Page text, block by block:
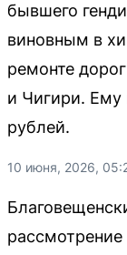
бывшего
виновным в
ремонте
и Чигири. Ему
рублей.
10 июня, 2026,
рассмотрение